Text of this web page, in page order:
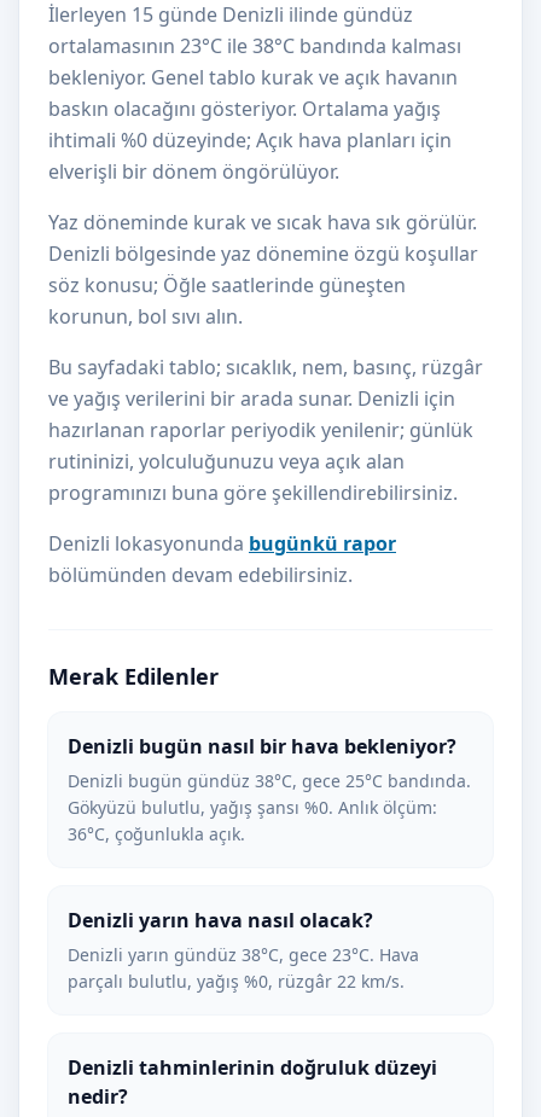
İlerleyen 15 günde Denizli ilinde gündüz
ortalamasının 23°C ile 38°C bandında kalması
bekleniyor. Genel tablo kurak ve açık havanın
baskın olacağını gösteriyor. Ortalama yağış
ihtimali %0 düzeyinde; Açık hava planları için
elverişli bir dönem öngörülüyor.
Yaz döneminde kurak ve sıcak hava sık görülür.
Denizli bölgesinde yaz dönemine özgü koşullar
söz konusu; Öğle saatlerinde güneşten
korunun, bol sıvı alın.
Bu sayfadaki tablo; sıcaklık, nem, basınç, rüzgâr
ve yağış verilerini bir arada sunar. Denizli için
hazırlanan raporlar periyodik yenilenir; günlük
rutininizi, yolculuğunuzu veya açık alan
programınızı buna göre şekillendirebilirsiniz.
Denizli lokasyonunda bugünkü rapor
bölümünden devam edebilirsiniz.
Merak Edilenler
Denizli bugün nasıl bir hava bekleniyor?
Denizli bugün gündüz 38°C, gece 25°C bandında.
Gökyüzü bulutlu, yağış şansı %0. Anlık ölçüm:
36°C, çoğunlukla açık.
Denizli yarın hava nasıl olacak?
Denizli yarın gündüz 38°C, gece 23°C. Hava
parçalı bulutlu, yağış %0, rüzgâr 22 km/s.
Denizli tahminlerinin doğruluk düzeyi
nedir?